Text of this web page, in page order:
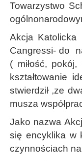
Towarzystwo
Akcja
Cangressi- do
( miłość,
kształtowanie
stwierdził ,ze
musza
Jako nazwa
się encyklika w
czynnościach